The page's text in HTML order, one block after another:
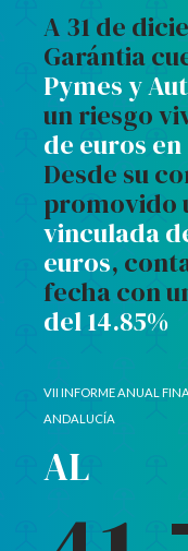
A 31 de
Garántia
Pymes y
un riesgo
de euros
Desde su
promovido
vinculada
euros,
fecha con
del 14.85%
VII INFORME ANUAL
ANDALUCÍA
AL